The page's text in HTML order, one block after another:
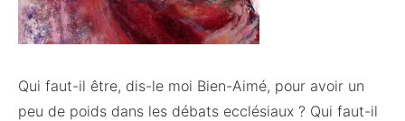
Qui faut-il être, dis-le moi Bien-Aimé, pour avoir un
peu de poids dans les débats ecclésiaux ? Qui faut-il